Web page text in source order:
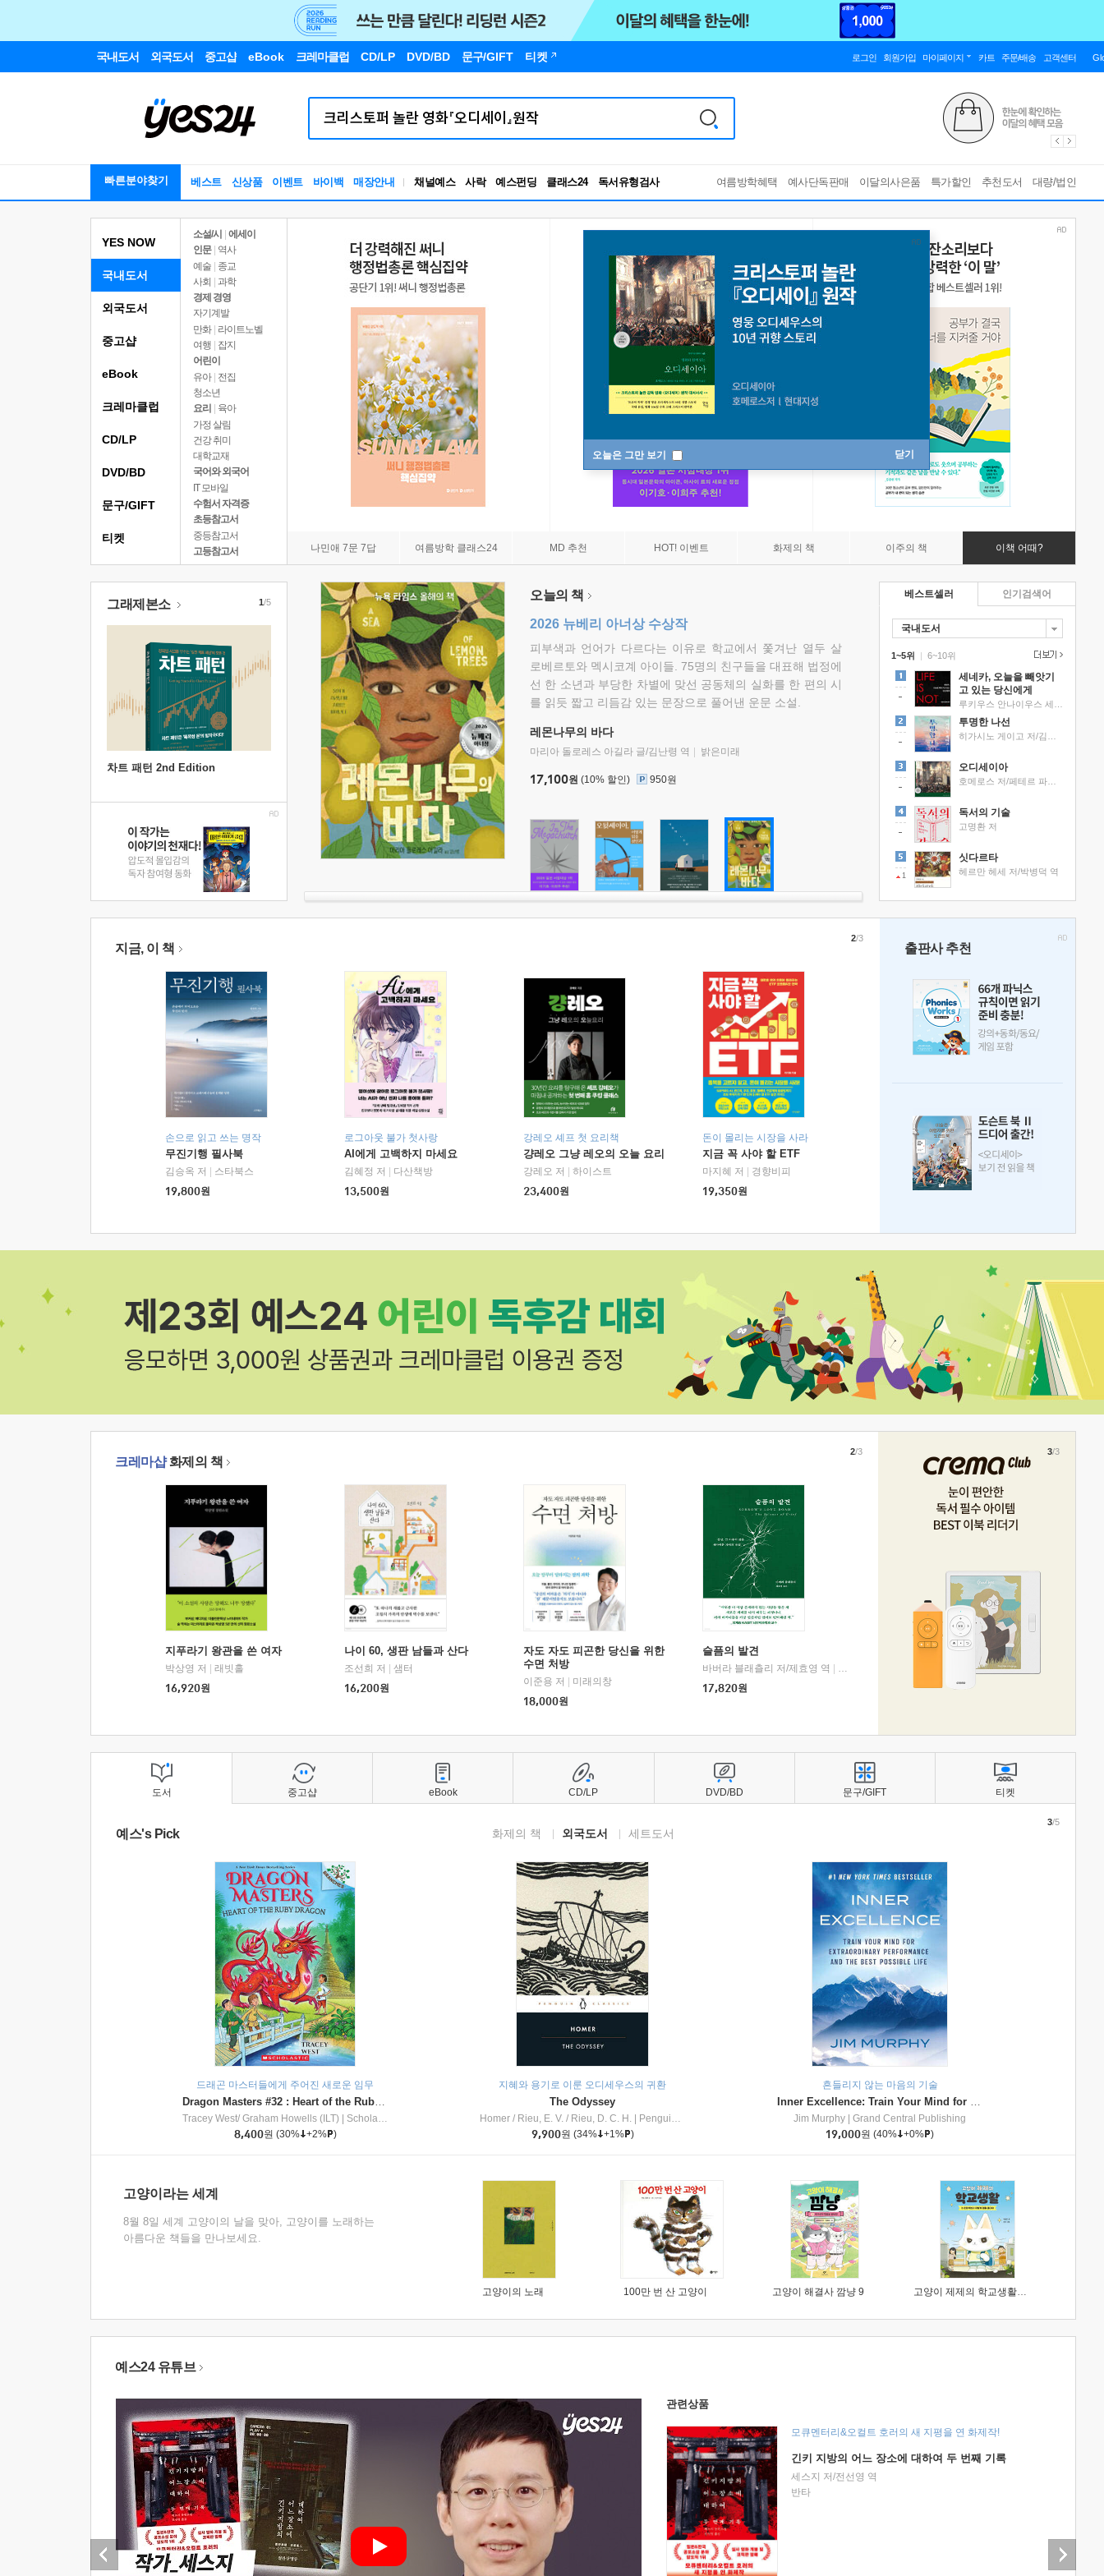
국내도서 외국도서 중고샵 eBook 크레마클럽 CD/LP DVD/BD 문구/GIFT 티켓 로그인 회원가입 마이페이지 카트 주문/배송 고객센터
빠른분야찾기 베스트 신상품 이벤트 바이백 매장안내 채널예스 사락 예스펀딩 클래스24
독서유형검사
RBTI Lab
독서유형검사
여름방학혜택 예사단독판매 이달의사은품 특가할인 추천도서 대량/법인
오늘은 그만 보기 닫기
YES NOW
국내도서
소설/시
에세이
인문
역사
예술 | 종교
사회 | 과학
경제 경영
자기계발
만화 | 라이트노벨
여행
잡지
어린이
유아 | 전집
청소년
요리
육아
가정 살림
건강 취미
대학교재
국어와 외국어
IT 모바일
수험서 자격증
초등참고서
중등참고서
고등참고서
나민애 7문 7답 여름방학 클래스24 MD 추천 HOT! 이벤트 화제의 책 이주의 책 이책 어때?
외국도서
중고샵
eBook
크레마클럽
CD/LP
DVD/BD
문구/GIFT
티켓
그래제본소
차트 패턴 2nd Edition
1/5 오늘의 책
2026 뉴베리 아너상 수상작
피부색과 언어가 다르다는 이유로 학교에서 쫓겨난 열두 살
로베르토와 멕시코계 아이들. 75명의 친구들을 대표해 법정에
선 한 소년과 부당한 차별에 맞선 공동체의 실화를 한 편의 시
를 읽듯 짧고 리듬감 있는 문장으로 풀어낸 운문 소설.
레몬나무의 바다
마리아 돌로레스 아길라 글/김난령 역 밝은미래
17,100원 (10% 할인) 950원
베스트셀러
국내도서
1~5위 |
세네카, 오늘을 빼앗기
고 있는 당신에게
투명한 나선
오디세이아
독서의 기술
고명환 저
1
싯다르타
헤르만 헤세 저/박병덕 역
6~10위
인기검색어
지금, 이 책
손으로 읽고 쓰는 명작
무진기행 필사북
김승옥 저
스타북스
19,800원
로그아웃 불가 첫사랑
AI에게 고백하지 마세요
김혜정 저
다산책방
13,500원
강레오 셰프 첫 요리책
걍레오 그냥 레오의 오늘 요리
강레오 저
하이스트
23,400원
돈이 몰리는 시장을 사라
지금 꼭 사야 할 ETF
마지혜 저
경향비피
19,350원
2/3
출판사 추천
크레마샵화제의 책
지푸라기 왕관을 쓴 여자
박상영 저
래빗홀
16,920원
나이 60, 생판 남들과 산다
조선희 저
샘터
16,200원
자도 자도 피곤한 당신을 위한
수면 처방
이준용 저
미래의창
18,000원
슬픔의 발견
바버라 블래츨리 저/제효영 역
디플롯
17,820원
2/3 3/3
도서
예스's Pick 화제의 책 외국도서 세트도서
드래곤 마스터들에게 주어진 새로운 임무
Dragon Masters #32 : Heart of the Ruby Dragon (A Branches Book)
Tracey West/ Graham Howells (ILT)
Scholastic Inc
8,400원 (30% +2% )
지혜와 용기로 이룬 오디세우스의 귀환
The Odyssey
Homer / Rieu, E. V. / Rieu, D. C. H.
Penguin Group
9,900원 (34% +1% )
흔들리지 않는 마음의 기술
Inner Excellence: Train Your Mind for Extraordinary Performance and the Best Possible Life
Jim Murphy
Grand Central Publishing
19,000원 (40% +0% )
3/5
고양이라는 세계
8월 8일 세계 고양이의 날을 맞아, 고양이를 노래하는
아름다운 책들을 만나보세요.
고양이의 노래 100만 번 산 고양이 고양이 해결사 깜냥 9 고양이 제제의 학교생활 1 : 초등학생이 이렇게 힘들 줄이야
중고샵 eBook CD/LP DVD/BD 문구/GIFT 티켓
예스24 유튜브
관련상품
모큐멘터리&오컬트 호러의 새 지평을 연 화제작!
긴키 지방의 어느 장소에 대하여 두 번째 기록
세스지 저/전선영 역
반타